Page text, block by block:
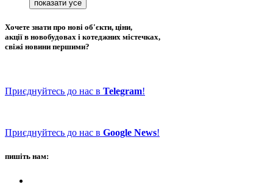
Хочете знати про нові об'єкти, ціни,
акції в новобудовах і котеджних містечках,
свіжі новини першими?
Приєднуйтесь до нас в Telegram!
Приєднуйтесь до нас в Google News!
пишіть нам: